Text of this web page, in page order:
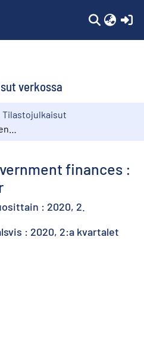
verkossa
Tilastojulkaisut
finances :
: 2020, 2.
: 2020, 2:a kvartalet